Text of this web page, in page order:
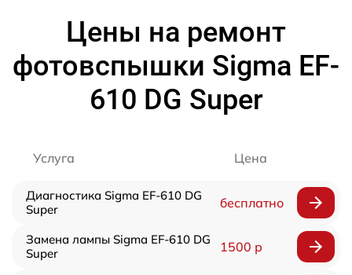
Цены на ремонт
фотовспышки Sigma EF-
610 DG Super
Услуга Цена
Диагностика Sigma EF-610 DG
Super
бесплатно
Замена лампы Sigma EF-610 DG
Super
1500 р